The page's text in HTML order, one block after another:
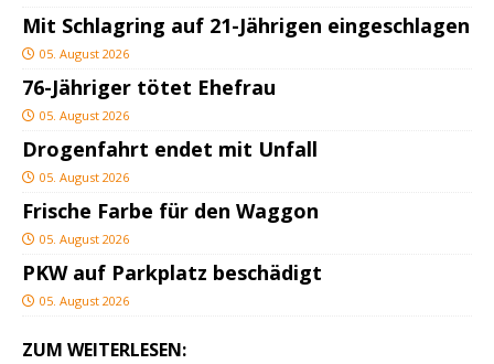
Mit Schlagring auf 21-Jährigen eingeschlagen
05. August 2026
76-Jähriger tötet Ehefrau
05. August 2026
Drogenfahrt endet mit Unfall
05. August 2026
Frische Farbe für den Waggon
05. August 2026
PKW auf Parkplatz beschädigt
05. August 2026
ZUM WEITERLESEN: